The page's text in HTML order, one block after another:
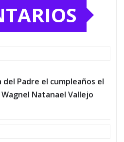
del Padre el cumpleaños el
Natanael Vallejo